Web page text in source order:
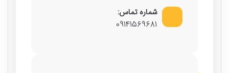
شماره تماس:
09141569681